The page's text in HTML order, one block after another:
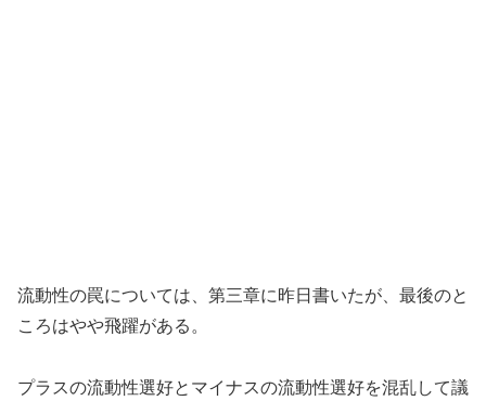
流動性の罠については、第三章に昨日書いたが、最後のと
ころはやや飛躍がある。
プラスの流動性選好とマイナスの流動性選好を混乱して議